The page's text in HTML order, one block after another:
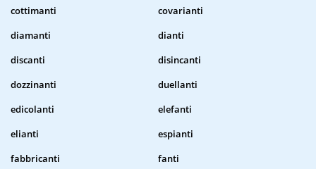
cottimanti
covarianti
diamanti
dianti
discanti
disincanti
dozzinanti
duellanti
edicolanti
elefanti
elianti
espianti
fabbricanti
fanti